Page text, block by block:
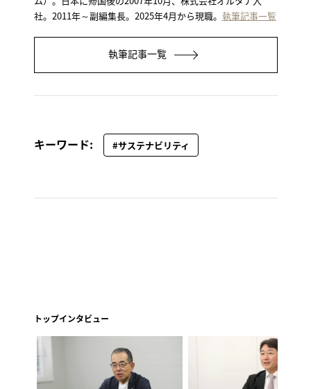
社。2011年～副編集長。2025年4月から現職。 執筆記事一覧
執筆記事一覧
キーワード: #サステナビリティ
トップインタビュー